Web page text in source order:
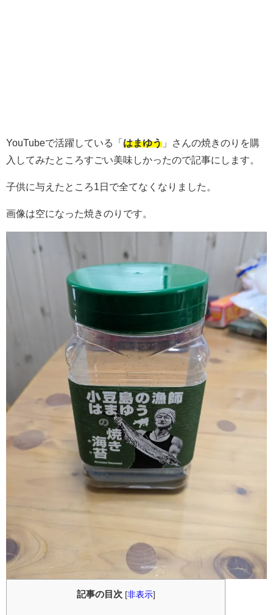
YouTubeで活躍している「 はまゆう 」さんの焼きのりを購
入してみたところすごい美味しかったので記事にします。
子供に与えたところ1日で全てなくなりました。
画像は空になった焼きのりです。
記事の目次 [非表示]